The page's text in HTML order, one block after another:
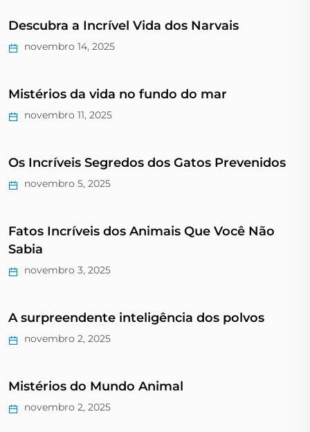
Descubra a Incrível Vida dos Narvais
novembro 14, 2025
Mistérios da vida no fundo do mar
novembro 11, 2025
Os Incríveis Segredos dos Gatos Prevenidos
novembro 5, 2025
Fatos Incríveis dos Animais Que Você Não
Sabia
novembro 3, 2025
A surpreendente inteligência dos polvos
novembro 2, 2025
Mistérios do Mundo Animal
novembro 2, 2025